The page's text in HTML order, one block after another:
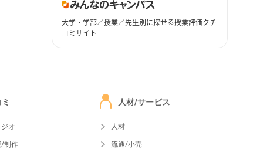
大学・学部／授業／先生別に探せる授業評価クチ
コミサイト
オ
制作
人材/サービス
人材
流通/小売